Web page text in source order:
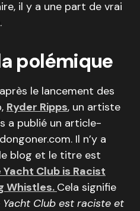
il y a une part de vrai
polémique
le lancement des
Ryder Ripps, un artiste
a publié un article-
Il n’y a
blog et le titre est
Yacht Club is Racist
Whistles. Cela signifie
Club est raciste et